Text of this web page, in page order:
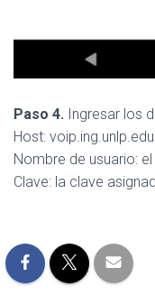
Paso 4. Ingresar los
Host:
Nombre de usuario:
Clave: la clave